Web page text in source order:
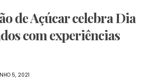
de Açúcar celebra Dia
com experiências
5, 2021